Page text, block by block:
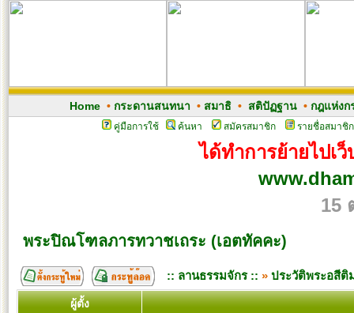
Home• กระดานสนทนา • สมาธิ• สติปัฏฐาน• กฎแห่งก
คู่มือการใช้ ค้นหา สมัครสมาชิก รายชื่อสมาชิก
ได้ทำการย้ายไปเ
15
พระปิณโฑลภารทวาชเถระ (เอตทัคคะ)
:: ลานธรรมจักร :: » ประวัติพระอสีติ
ผู้ตั้ง